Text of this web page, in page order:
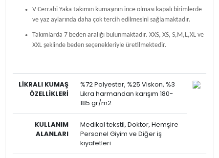
V Cerrahi Yaka takımın kumaşının ince olması kapalı birimlerde
ve yaz aylarında daha çok tercih edilmesini sağlamaktadır.
Takımlarda 7 beden aralığı bulunmaktadır. XXS, XS, S,M,L,XL ve
XXL şeklinde beden seçenekleriyle üretilmektedir.
LİKRALI KUMAŞ
ÖZELLİKLERİ
%72 Polyester, %25 Viskon, %3
Likra harmandan karışım 180-
185 gr/m2
KULLANIM
ALANLARI
Medikal tekstil, Doktor, Hemşire
Personel Giyim ve Diğer iş
kıyafetleri